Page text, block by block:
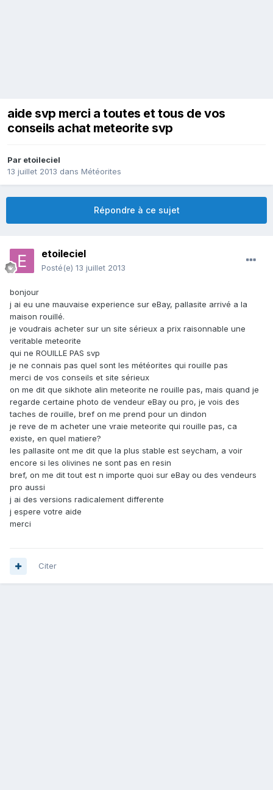
aide svp merci a toutes et tous de vos
conseils achat meteorite svp
Par etoileciel
13 juillet 2013 dans Météorites
Répondre à ce sujet
etoileciel
Posté(e) 13 juillet 2013
bonjour
j ai eu une mauvaise experience sur eBay, pallasite arrivé a la
maison rouillé.
je voudrais acheter sur un site sérieux a prix raisonnable une
veritable meteorite
qui ne ROUILLE PAS svp
je ne connais pas quel sont les météorites qui rouille pas
merci de vos conseils et site sérieux
on me dit que sikhote alin meteorite ne rouille pas, mais quand je
regarde certaine photo de vendeur eBay ou pro, je vois des
taches de rouille, bref on me prend pour un dindon
je reve de m acheter une vraie meteorite qui rouille pas, ca
existe, en quel matiere?
les pallasite ont me dit que la plus stable est seycham, a voir
encore si les olivines ne sont pas en resin
bref, on me dit tout est n importe quoi sur eBay ou des vendeurs
pro aussi
j ai des versions radicalement differente
j espere votre aide
merci
Citer